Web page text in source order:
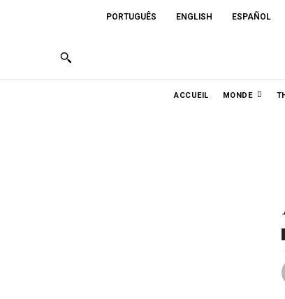
PORTUGUÊS ENGLISH ESPAÑOL
ACCUEIL MONDE